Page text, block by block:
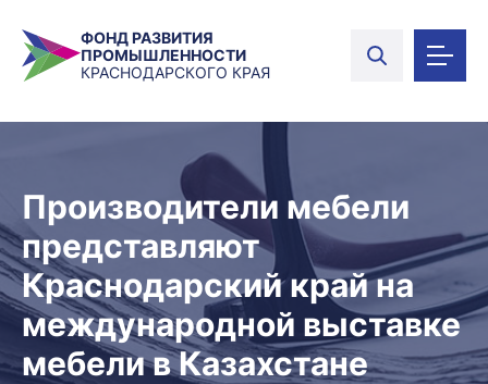
ФОНД РАЗВИТИЯ
ПРОМЫШЛЕННОСТИ
КРАСНОДАРСКОГО КРАЯ
Производители мебели
представляют
Краснодарский край на
международной выставке
мебели в Казахстане